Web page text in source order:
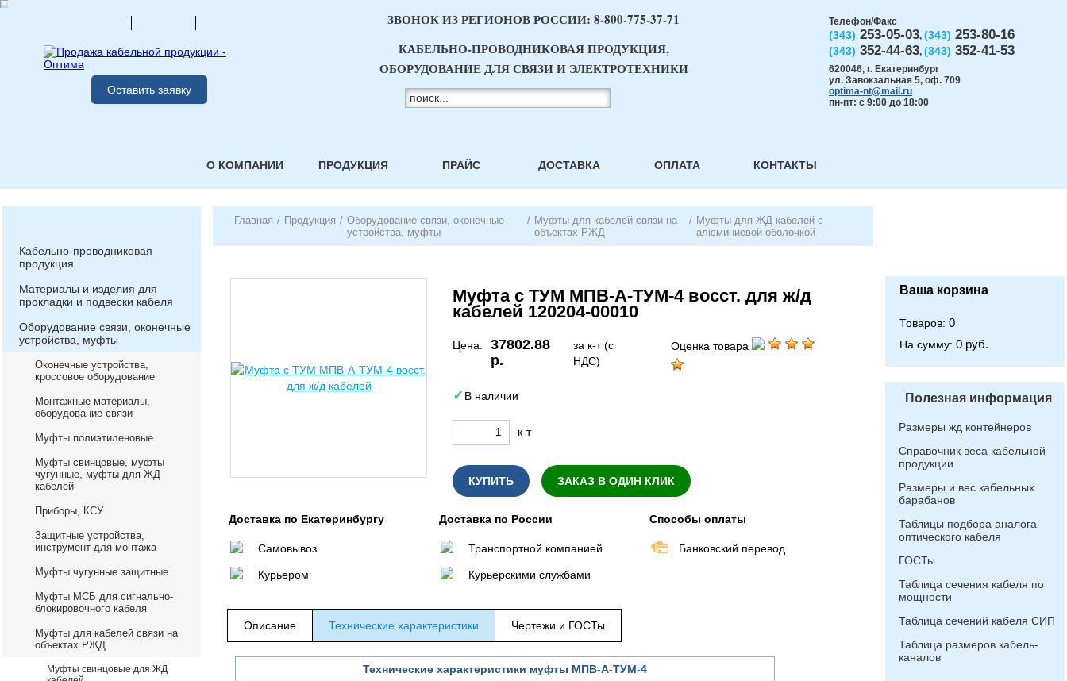
Оставить заявку
Телефон/Факс
(343) 253-05-03, (343) 253-80-16
(343) 352-44-63, (343) 352-41-53
620046, г. Екатеринбург
ул. Завокзальная 5, оф. 709
optima-nt@mail.ru
пн-пт: с 9:00 до 18:00
ЗВОНОК ИЗ РЕГИОНОВ РОССИИ: 8-800-775-37-71
КАБЕЛЬНО-ПРОВОДНИКОВАЯ ПРОДУКЦИЯ,
ОБОРУДОВАНИЕ ДЛЯ СВЯЗИ И ЭЛЕКТРОТЕХНИКИ
О КОМПАНИИ ПРОДУКЦИЯ ПРАЙС ДОСТАВКА ОПЛАТА КОНТАКТЫ
Кабельно-проводниковая
продукция
Материалы и изделия для
прокладки и подвески кабеля
Оборудование связи, оконечные
устройства, муфты
Оконечные устройства,
кроссовое оборудование
Монтажные материалы,
оборудование связи
Муфты полиэтиленовые
Муфты свинцовые, муфты
чугунные, муфты для ЖД
кабелей
Приборы, КСУ
Защитные устройства,
инструмент для монтажа
Муфты чугунные защитные
Муфты МСБ для сигнально-
блокировочного кабеля
Муфты для кабелей связи на
объектах РЖД
Муфты свинцовые для ЖД
Главная / Продукция / Оборудование связи, оконечные
устройства, муфты
/ Муфты для кабелей связи на
объектах РЖД
/ Муфты для ЖД кабелей с
алюминиевой оболочкой
Муфта с ТУМ МПВ-А-ТУМ-4 восст. для ж/д
кабелей 120204-00010
Цена:
37802.88
р.
за к-т (с
НДС)
Оценка товара
В наличии
к-т
КУПИТЬ ЗАКАЗ В ОДИН КЛИК
Доставка по Екатеринбургу
Самовывоз
Курьером
Доставка по России
Транспортной компанией
Курьерскими службами
Способы оплаты
Банковский перевод
Описание Технические характеристики Чертежи и ГОСТы
Технические характеристики муфты МПВ-А-ТУМ-4
Ваша корзина
Товаров: 0
На сумму: 0 руб.
Полезная информация
Размеры жд контейнеров
Справочник веса кабельной
продукции
Размеры и вес кабельных
барабанов
Таблицы подбора аналога
оптического кабеля
ГОСТы
Таблица сечения кабеля по
мощности
Таблица сечений кабеля СИП
Таблица размеров кабель-
каналов